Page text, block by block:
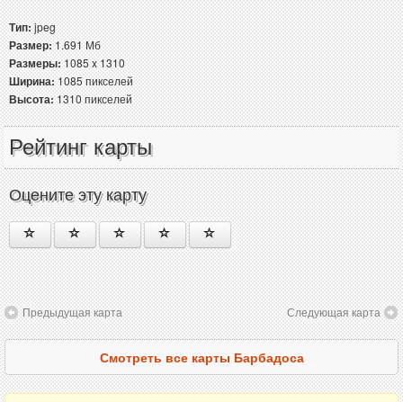
Тип:jpeg
Размер:1.691 Мб
Размеры:1085 x 1310
Ширина:1085 пикселей
Высота:1310 пикселей
Рейтинг карты
Оцените эту карту
Предыдущая карта Следующая карта
Смотреть все карты Барбадоса